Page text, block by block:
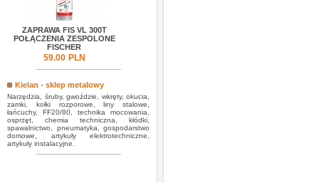
ZAPRAWA FIS VL 300T
POŁĄCZENIA ZESPOLONE
FISCHER
59.00 PLN
Kielan - sklep metalowy
Narzędzia, śruby, gwoździe, wkręty, okucia,
zamki, kołki rozporowe, liny stalowe,
łańcuchy, FF20/80, technika mocowania,
osprzęt, chemia techniczna, kłódki,
spawalnictwo, pneumatyka, gospodarstwo
domowe, artykuły elektrotechniczne,
artykuły instalacyjne.